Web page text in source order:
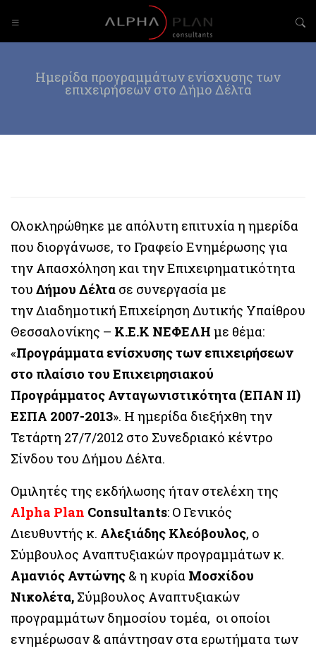
Ημερίδα προγραμμάτων ενίσχυσης των
επιχειρήσεων στο Δήμο Δέλτα
Ολοκληρώθηκε με απόλυτη επιτυχία η ημερίδα
που διοργάνωσε, το Γραφείο Ενημέρωσης για
την Απασχόληση και την Επιχειρηματικότητα
του Δήμου Δέλτα σε συνεργασία με
την Διαδημοτική Επιχείρηση Δυτικής Υπαίθρου
Θεσσαλονίκης – Κ.Ε.Κ ΝΕΦΕΛΗ με θέμα:
«Προγράμματα ενίσχυσης των επιχειρήσεων
στο πλαίσιο του Επιχειρησιακού
Προγράμματος Ανταγωνιστικότητα (ΕΠΑΝ ΙΙ)
ΕΣΠΑ 2007-2013». Η ημερίδα διεξήχθη την
Τετάρτη 27/7/2012 στο Συνεδριακό κέντρο
Σίνδου του Δήμου Δέλτα.
Ομιλητές της εκδήλωσης ήταν στελέχη της
Alpha Plan Consultants: Ο Γενικός
Διευθυντής κ. Αλεξιάδης Κλεόβουλος, ο
Σύμβουλος Αναπτυξιακών προγραμμάτων κ.
Αμανιός Αντώνης & η κυρία Μοσχίδου
Νικολέτα, Σύμβουλος Αναπτυξιακών
προγραμμάτων δημοσίου τομέα, οι οποίοι
ενημέρωσαν & απάντησαν στα ερωτήματα των